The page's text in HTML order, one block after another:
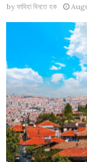
by ফাবিহা বিনতে হক